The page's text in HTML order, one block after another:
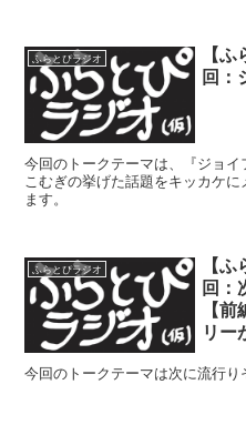
ふらとぴラジオ
【
回：
今回のトークテーマは、『ジョイ
こむぎの挙げた話題をキッカケ
ます。
ふらとぴラジオ
【
回：
【
リー
今回のトークテーマは次に流行り